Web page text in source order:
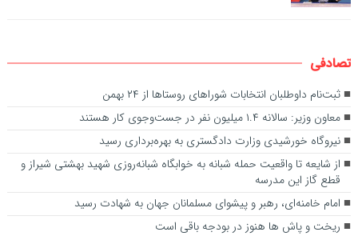
تصادفی
ثبت‌نام داوطلبان انتخابات شورا‌های روستا‌ها از ۲۴ بهمن
معاون وزیر: سالانه ۱.۴ میلیون نفر در جست‌وجوی کار هستند
نیروگاه خورشیدی وزارت دادگستری به بهره‌برداری رسید
از شایعه تا واقعیت حمله شبانه به خوابگاه شبانه‌روزی شهید بهشتی شیراز و
قطع گاز این مدرسه
امام خامنه‌ای، رهبر و پیشوای مسلمانان جهان به شهادت رسید
ریخت و پاش ها هنوز در بودجه باقی است